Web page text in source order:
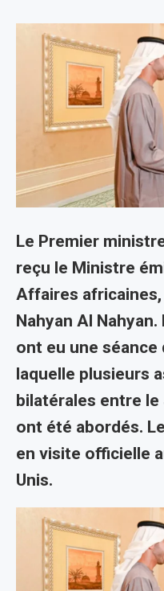
Le Premier
reçu le Ministre
Affaires
Nahyan Al
ont eu une séance
laquelle plusieurs
bilatérales entre
ont été abordés.
en visite officielle
Unis.